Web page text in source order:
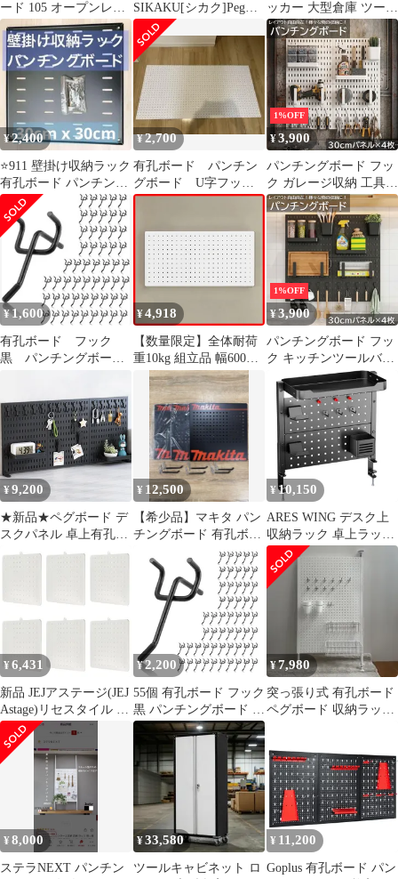
ード 105 オープンレン
ジ ピュアWN※値引し
ますよ^_^
SIKAKU[シカク]Peg
Board M[ペグボード 有
効ボード アイアン シル
バー 壁面収納 製鉄 マ
グネット 60×30cm 長方
形 インテリア おしゃ
れ]
ッカー 大型倉庫 ツール
ワゴン ツールカート 工
具カート
¥2,400
⭐️911 壁掛け収納ラック
有孔ボード パンチング
ボード インテリア
¥2,700
有孔ボード パンチン
グボード U字フック
付き
1%OFF
¥3,900
パンチングボード フッ
ク ガレージ収納 工具収
納 インダストリアル 壁
掛け収納 ペグボード有
孔ボード 棚 ガレージ
ワークショップ収納 ラ
ック 壁面収納 見せる収
納 小物収納 DIY ディス
プレイ おしゃれ WP-
81WH
¥1,600
有孔ボード フック
黒 パンチングボー
¥4,918
【数量限定】全体耐荷
重10kg 組立品 幅600×
高さ300×厚み1㎜ 穴径5
㎜ ホワイト 孔間隔
25mm スチール製(マグ
ネット対応) WJ-
SB1(WH) 有孔ボード
[ドリームウェア]
1%OFF
¥3,900
パンチングボード フッ
ク キッチンツールバー
有孔ボード 棚 キッチン
ツールフック キッチン
トレーホルダー 壁掛け
収納 ラック 壁面収納
見せる収納 キッチン 調
味料 小物収納 DIY ディ
スプレイ おしゃれ WP-
81BK
¥9,200
★新品★ペグボード デ
スクパネル 卓上有孔ボ
ード クランプ式 小物収
納棚 有孔ボード 小物雑
理棚 書類整理 大容量
(黒, 3個パック)
¥ 12,500
【希少品】マキタ パン
チングボード 有孔ボー
ド 非売品フック付き3
枚セット④
¥ 10,150
ARES WING デスク上
収納ラック 卓上ラック
ペグボード付き クラン
プ式 穴あけ不要 デスク
シェルフ 耐荷重 20kg
ブラック | 46X22cm マ
グネット収納 上下設置
可能 コントローラーホ
ルダー・フック付き 後
付け ゲーミング・
32098e36
¥6,431
新品 JEJアステージ(JEJ
Astage)リセスタイル パ
ンチングボード 有孔ボ
ード 小物 整理
W300×D40×H265 6個セ
¥2,200
55個 有孔ボード フック
黒 パンチングボード フ
ック 長さ10cm 有効ボ
ードフック 黒 ブラック
25mmピッチ 有こうボ
ード フック T型 フック
直径3.5mm 厚さ1-6mm
ボード 対応 穴 ピッチ
25mm 穴径5mm （10cm
ブラック）
¥7,980
突っ張り式 有孔ボード
ペグボード 収納ラック
¥8,000
ステラNEXT パンチン
¥33,580
ツールキャビネット ロ
¥ 11,200
Goplus 有孔ボード パン